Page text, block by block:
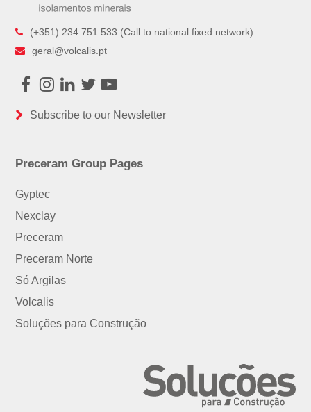
(+351) 234 751 533 (Call to national fixed network)
geral@volcalis.pt
Facebook
Instagram
LinkedIn
TwitterYoutube
Subscribe to our Newsletter
Preceram Group Pages
Gyptec
Nexclay
Preceram
Preceram Norte
Só Argilas
Volcalis
Soluções para Construção